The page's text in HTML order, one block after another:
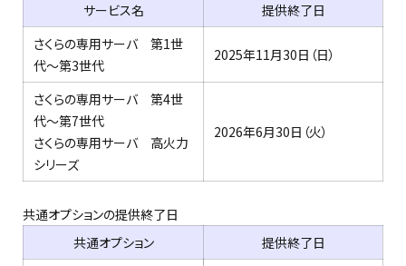
サービス名
提供終了日
さくらの専用サーバ 第1世
代～第3世代
2025年11月30日（日）
さくらの専用サーバ 第4世
代～第7世代
さくらの専用サーバ 高火力
シリーズ
2026年6月30日（火）
共通オプションの提供終了日
共通オプション
提供終了日